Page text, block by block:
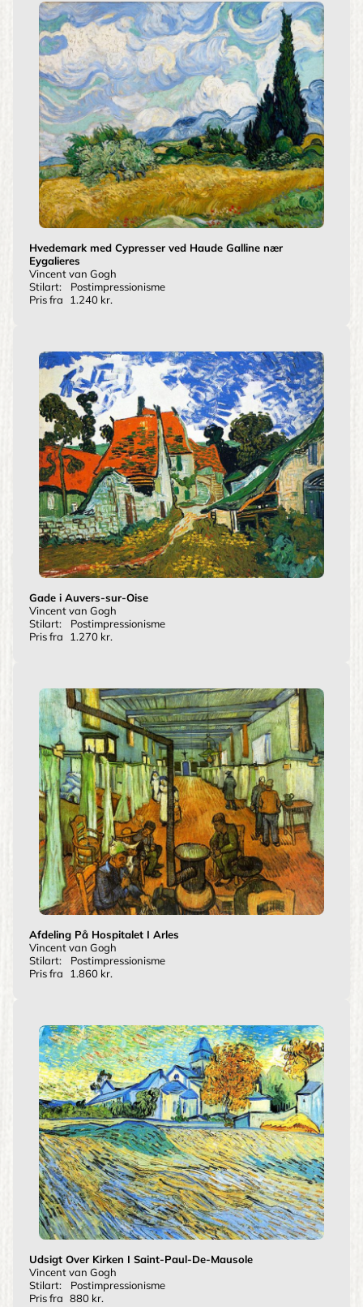
Hvedemark med Cypresser ved Haude Galline nær
Eygalieres
Vincent van Gogh
Stilart:
Postimpressionisme
Pris fra
1.240 kr.
Gade i Auvers-sur-Oise
Vincent van Gogh
Stilart:
Postimpressionisme
Pris fra
1.270 kr.
Afdeling På Hospitalet I Arles
Vincent van Gogh
Stilart:
Postimpressionisme
Pris fra
1.860 kr.
Udsigt Over Kirken I Saint-Paul-De-Mausole
Vincent van Gogh
Stilart:
Postimpressionisme
Pris fra 880 kr.